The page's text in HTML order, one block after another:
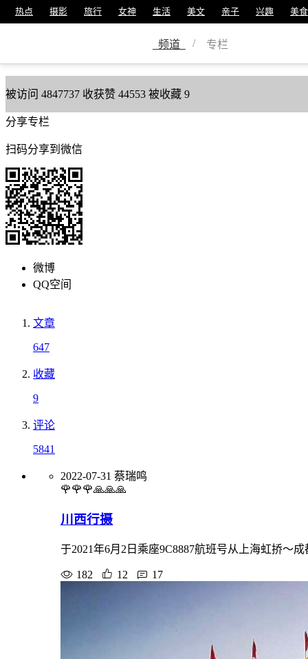
热点 摄影 旅行 女神 生活 美文 亲子 兴趣 美食
频道 / 专栏
美篇号62900925
被访问 4847737 收获赞 44553 被收藏 9
分享专栏
扫码分享到微信
微博
QQ空间
文章
647
收藏
9
评论
5841
2022-07-31 蔡瑞鸣
🌹🌹🌹🙏🙏🙏
川西行摄
于2021年6月2日乘座9C8887航班号从上海虹挢～
182 12 17